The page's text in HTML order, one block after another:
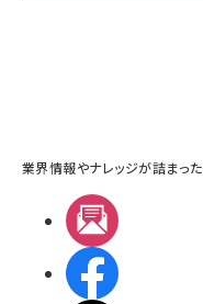
業界情報やナレッジが詰まっ